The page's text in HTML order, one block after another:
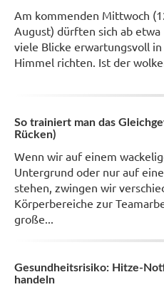
Am kommenden Mittwoch
August) dürften sich ab etwa
viele Blicke erwartungsvoll in
Himmel richten. Ist der
So trainiert man das
Rücken)
Wenn wir auf einem
Untergrund oder nur auf
stehen, zwingen wir
Körperbereiche zur
große...
Gesundheitsrisiko: Hitze-
handeln